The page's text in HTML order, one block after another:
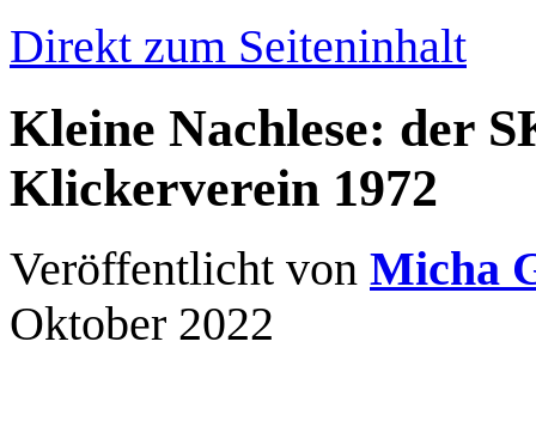
Direkt zum Seiteninhalt
Kleine Nachlese: der
Klickerverein 1972
Veröffentlicht von Micha
Oktober 2022